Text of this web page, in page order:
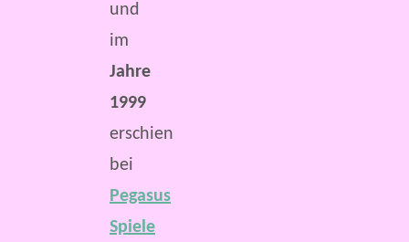
und
im
Jahre
1999
erschien
bei
Pegasus
Spiele